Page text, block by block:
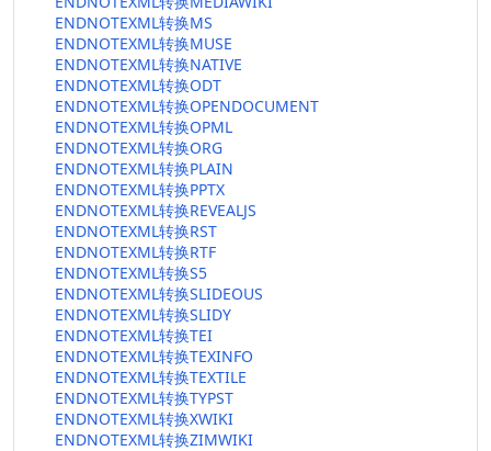
ENDNOTEXML转换MS
ENDNOTEXML转换MUSE
ENDNOTEXML转换NATIVE
ENDNOTEXML转换ODT
ENDNOTEXML转换OPENDOCUMENT
ENDNOTEXML转换OPML
ENDNOTEXML转换ORG
ENDNOTEXML转换PLAIN
ENDNOTEXML转换PPTX
ENDNOTEXML转换REVEALJS
ENDNOTEXML转换RST
ENDNOTEXML转换RTF
ENDNOTEXML转换S5
ENDNOTEXML转换SLIDEOUS
ENDNOTEXML转换SLIDY
ENDNOTEXML转换TEI
ENDNOTEXML转换TEXINFO
ENDNOTEXML转换TEXTILE
ENDNOTEXML转换TYPST
ENDNOTEXML转换XWIKI
ENDNOTEXML转换ZIMWIKI